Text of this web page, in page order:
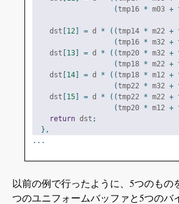
(tmp16 * m03 +
    dst
12 = d * ((tmp14 * m22 +
(tmp16 * m32 +
    dst
13 = d * ((tmp20 * m32 +
(tmp18 * m22 +
    dst
14 = d * ((tmp18 * m12 +
(tmp22 * m32 +
    dst
15 = d * ((tmp22 * m22 +
(tmp20 * m12 +
return dst ;
},
...
以前の例で行ったように、5つのもの
つのユニフォームバッファと5つのバ